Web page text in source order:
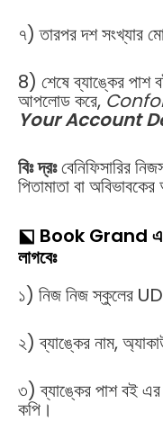
৭) তারপর দশ সংখ্যার
8) শেষে ব্যাঙ্কের
আপলোড করে,
Your Account
বিঃ দ্রঃবেনিফিসারির
পিতামাতা বা
⬕ Book Grand
লাগবেঃ
১) নিজ নিজ স্কুলের
২) ব্যাঙ্কের নাম,
৩) ব্যাঙ্কের পাশ বই এর
কপি।